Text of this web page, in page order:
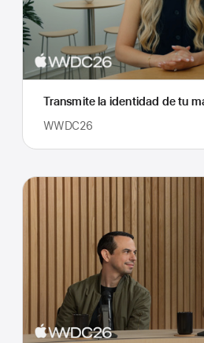
Transmite la identidad de tu
WWDC26